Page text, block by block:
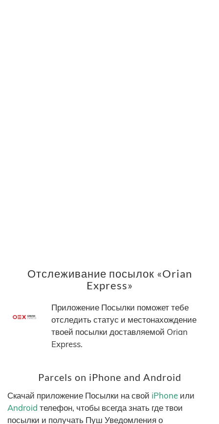
Отслеживание посылок «Orian
Express»
Приложение Посылки поможет тебе
отследить статус и местонахождение
твоей посылки доставляемой Orian
Express.
Parcels on iPhone and Android
Скачай приложение Посылки на свой iPhone или
Android телефон, чтобы всегда знать где твои
посылки и получать Пуш Уведомления о